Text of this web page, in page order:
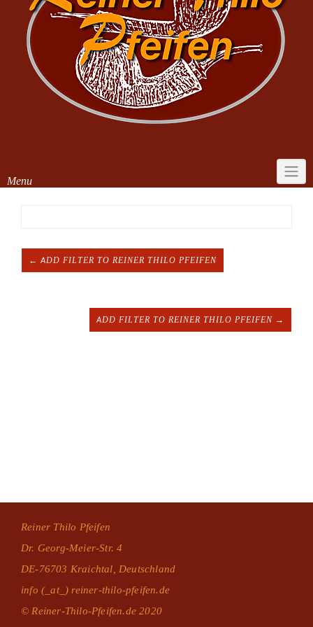
Menu
← ADD FILTER TO REINER THILO PFEIFEN
ADD FILTER TO REINER THILO PFEIFEN →
Reiner Thilo Pfeifen
Dr. Georg-Meier-Str. 4
DE-76703 Kraichtal, Deutschland
info (_at_) reiner-thilo-pfeifen.de
© Reiner-Thilo-Pfeifen.de 2020